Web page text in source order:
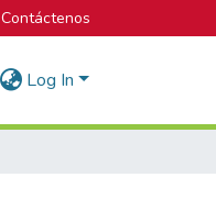
Contáctenos
Log In